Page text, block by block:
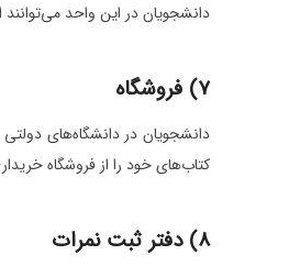
دانشجویان در این واحد می‌توانند
7) فروشگاه
دانشجویان در دانشگاه‌های
کتاب‌های خود را از فروشگاه
8) دفتر ثبت نمرات